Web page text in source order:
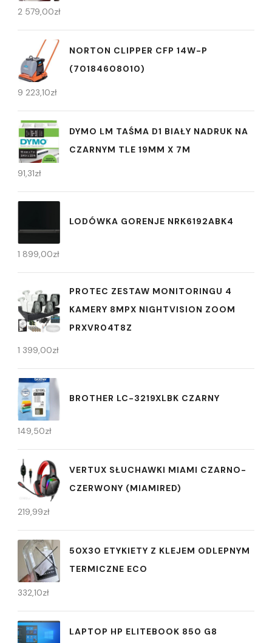
2 579,00zł
NORTON CLIPPER CFP 14W-P
(70184608010)
9 223,10zł
DYMO LM TAŚMA D1 BIAŁY NADRUK NA
CZARNYM TLE 19MM X 7M
91,31zł
LODÓWKA GORENJE NRK6192ABK4
1 899,00zł
PROTEC ZESTAW MONITORINGU 4
KAMERY 8MPX NIGHTVISION ZOOM
PRXVR04T8Z
1 399,00zł
BROTHER LC-3219XLBK CZARNY
149,50zł
VERTUX SŁUCHAWKI MIAMI CZARNO-
CZERWONY (MIAMIRED)
219,99zł
50X30 ETYKIETY Z KLEJEM ODLEPNYM
TERMICZNE ECO
332,10zł
LAPTOP HP ELITEBOOK 850 G8